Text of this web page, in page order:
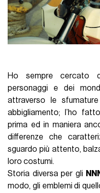
Ho sempre cercato
personaggi e dei
attraverso le
abbigliamento; l’ho
prima ed in maniera
differenze che
sguardo più attento,
loro costumi.
Storia diversa per gli
modo, gli emblemi di